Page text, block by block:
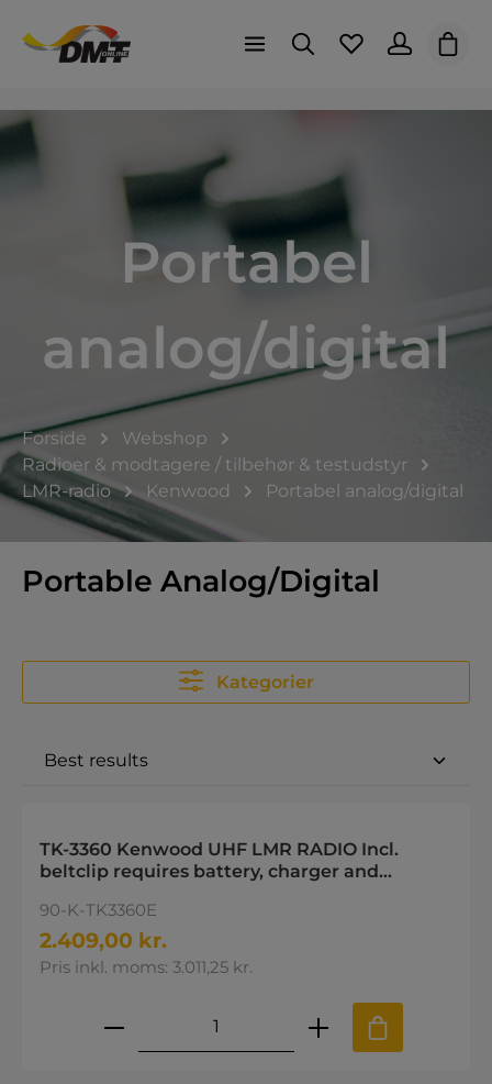
Portabel
analog/digital
Forside
Webshop
Radioer & modtagere / tilbehør & testudstyr
LMR-radio
Kenwood Portabel analog/digital
Portable Analog/Digital
Kategorier
TK-3360 Kenwood UHF LMR RADIO Incl.
beltclip requires battery, charger and
90-K-TK3360E
2.409,00 kr.
Pris inkl. moms: 3.011,25 kr.
Produktmængde: Indtast den